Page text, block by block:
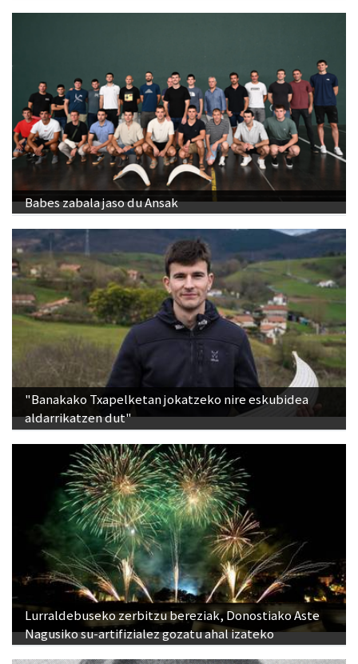
Babes zabala jaso du Ansak
"Banakako Txapelketan jokatzeko nire eskubidea
aldarrikatzen dut"
Lurraldebuseko zerbitzu bereziak, Donostiako Aste
Nagusiko su-artifizialez gozatu ahal izateko